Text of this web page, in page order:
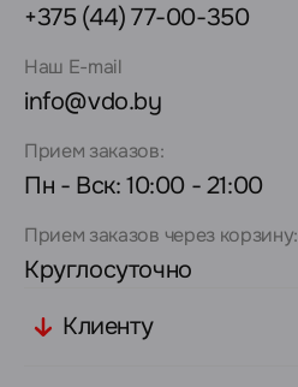
+375 (44) 77-00-350
Наш E-mail
info@vdo.by
Прием заказов:
Пн - Вск: 10:00 - 21:00
Прием заказов через корзину:
Круглосуточно
Клиенту